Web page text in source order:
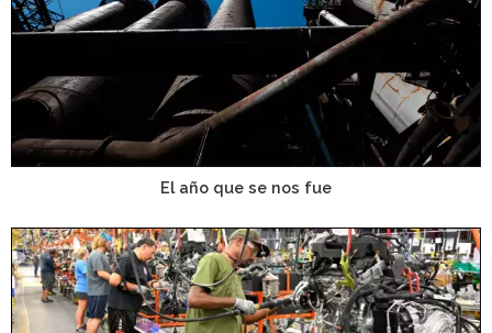
El año que se nos fue